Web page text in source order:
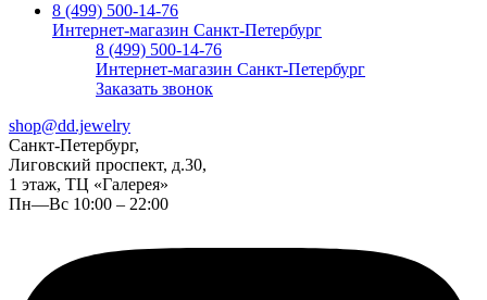
8 (499) 500-14-76
Интернет-магазин Санкт-Петербург
8 (499) 500-14-76
Интернет-магазин Санкт-Петербург
Заказать звонок
shop@dd.jewelry
Санкт-Петербург,
Лиговский проспект, д.30,
1 этаж, ТЦ «Галерея»
Пн—Вс 10:00 – 22:00